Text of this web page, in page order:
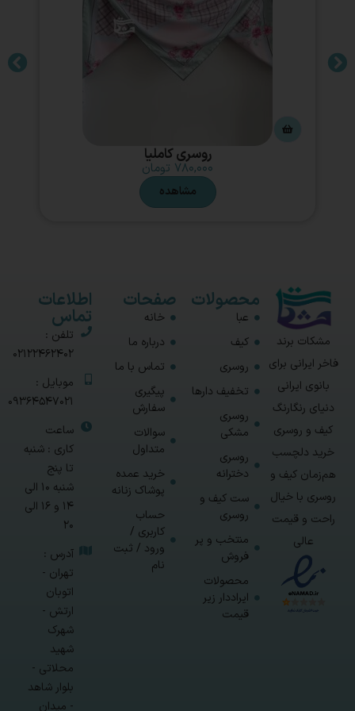
روسری کاملیا
۷۸۰,۰۰۰ تومان
مشاهده
مشکات برند
فاخر ایرانی برای
بانوی ایرانی
دنیای رنگارنگ
کیف و روسری
خرید دلچسب
هم‌زمان کیف و
روسری با خیال
راحت و قیمت
عالی
محصولات
عبا
کیف
روسری
تخفیف دارها
روسری
مشکی
روسری
دخترانه
ست کیف و
روسری
منتخب و پر
فروش
محصولات
ایراددار زیر
قیمت
صفحات
خانه
درباره ما
تماس با ما
پیگیری
سفارش
سوالات
متداول
خرید عمده
پوشاک زنانه
حساب
کاربری /
ورود / ثبت
نام
اطلاعات
تماس
تلفن :
02122462402
موبایل :
09364547021
ساعت
کاری : شنبه
تا پنج
شنبه 10 الی
14 و 16 الی
20
آدرس :
تهران -
اتوبان
ارتش -
شهرک
شهید
محلاتی -
بلوار شاهد
- میدان